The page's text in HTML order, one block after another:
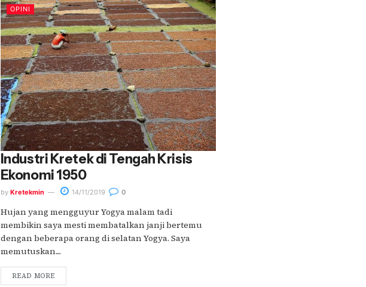
OPINI
Industri Kretek di Tengah Krisis
Ekonomi 1950
by Kretekmin 14/11/2019 0
Hujan yang mengguyur Yogya malam tadi
membikin saya mesti membatalkan janji bertemu
dengan beberapa orang di selatan Yogya. Saya
memutuskan....
READ MORE